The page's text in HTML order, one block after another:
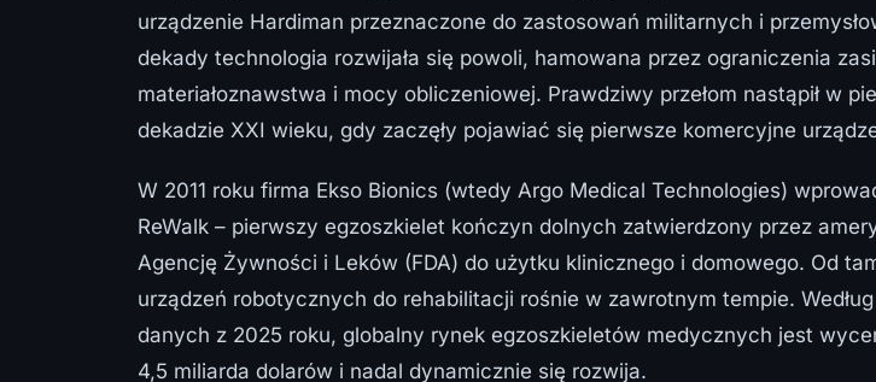
urządzenie Hardiman przeznaczone do zastosowań militarnych i
dekady technologia rozwijała się powoli, hamowana przez ograniczenia
materiałoznawstwa i mocy obliczeniowej. Prawdziwy przełom nastąpił w
dekadzie XXI wieku, gdy zaczęły pojawiać się pierwsze komercyjne
W 2011 roku firma Ekso Bionics (wtedy Argo Medical Technologies)
ReWalk – pierwszy egzoszkielet kończyn dolnych zatwierdzony przez
Agencję Żywności i Leków (FDA) do użytku klinicznego i domowego. Od
urządzeń robotycznych do rehabilitacji rośnie w zawrotnym tempie.
danych z 2025 roku, globalny rynek egzoszkieletów medycznych jest
4,5 miliarda dolarów i nadal dynamicznie się rozwija.